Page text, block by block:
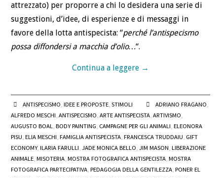
attrezzato) per proporre a chi lo desidera una serie di
suggestioni, d’idee, di esperienze e di messaggi in
favore della lotta antispecista: “perché l’antispecismo
possa diffondersi a macchia d’olio…“.
Continua a leggere →
ANTISPECISMO, IDEE E PROPOSTE, STIMOLI ADRIANO FRAGANO,
ALFREDO MESCHI,ANTISPECISMO,ARTE ANTISPECISTA,ARTIVISMO,
AUGUSTO BOAL,BODY PAINTING, CAMPAGNE PER GLI ANIMALI,ELEONORA
PISU,ELIA MESCHI,FAMIGLIA ANTISPECISTA,FRANCESCA TRUDDAIU, GIFT
ECONOMY,ILARIA FARULLI,JADE MONICA BELLO,JIM MASON,LIBERAZIONE
ANIMALE,MISOTERIA,MOSTRA FOTOGRAFICA ANTISPECISTA,MOSTRA
FOTOGRAFICA PARTECIPATIVA,PEDAGOGIA DELLA GENTILEZZA,PONER EL